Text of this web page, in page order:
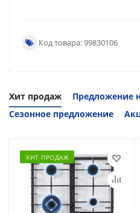
Код товара: 99830106
Хит продаж
Предложение
Сезонное предложение
ХИТ ПРОДАЖ